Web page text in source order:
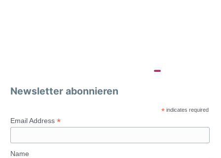
Newsletter abonnieren
* indicates required
Email Address *
Name